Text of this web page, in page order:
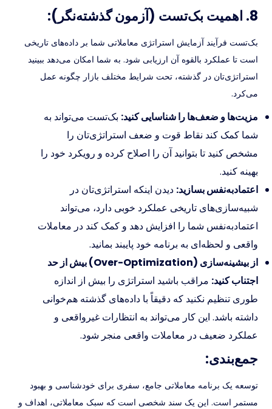
8. اهمیت بک‌تست (آزمون گذشته‌نگر):
بک‌تست فرآیند آزمایش استراتژی معاملاتی شما بر داده‌های تاریخی
است تا عملکرد بالقوه آن ارزیابی شود. به شما امکان می‌دهد ببینید
استراتژی‌تان در گذشته، تحت شرایط مختلف بازار چگونه عمل
می‌کرد.
مزیت‌ها و ضعف‌ها را شناسایی کنید: بک‌تست می‌تواند به
شما کمک کند نقاط قوت و ضعف استراتژی‌تان را
مشخص کنید تا بتوانید آن را اصلاح کرده و رویکرد خود را
بهینه کنید.
اعتمادبه‌نفس بسازید: دیدن اینکه استراتژی‌تان در
شبیه‌سازی‌های تاریخی عملکرد خوبی دارد، می‌تواند
اعتمادبه‌نفس شما را افزایش دهد و کمک کند در معاملات
واقعی و لحظه‌ای به برنامه خود پایبند بمانید.
از بیشینه‌سازی (Over-Optimization) بیش از حد
اجتناب کنید: مراقب باشید استراتژی را بیش از اندازه
طوری تنظیم نکنید که دقیقاً با داده‌های گذشته هم‌خوانی
داشته باشد. این کار می‌تواند به انتظارات غیرواقعی و
عملکرد ضعیف در معاملات واقعی منجر شود.
جمع‌بندی:
توسعه یک برنامه معاملاتی جامع، سفری برای خودشناسی و بهبود
مستمر است. این یک سند شخصی است که سبک معاملاتی، اهداف و